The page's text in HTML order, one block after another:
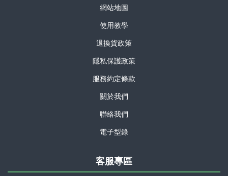
網站地圖
使用教學
退換貨政策
隱私保護政策
服務約定條款
關於我們
聯絡我們
電子型錄
客服專區